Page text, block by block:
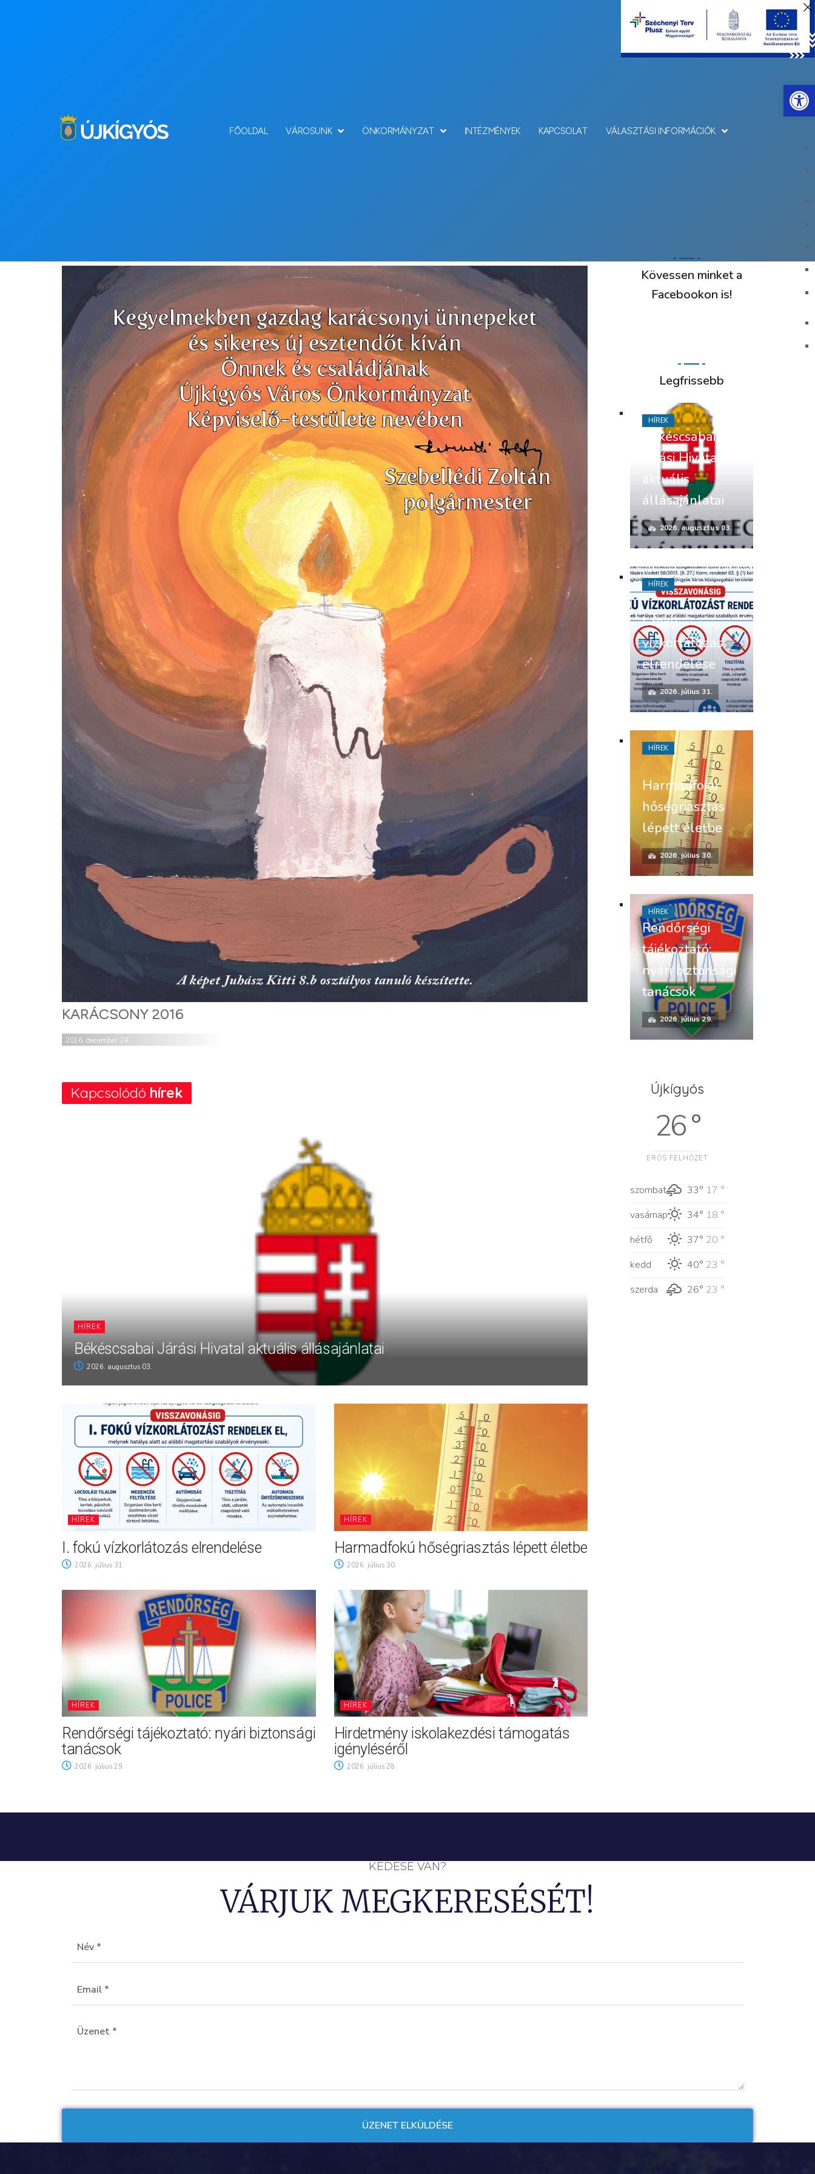
FŐOLDAL VÁROSUNK ÖNKORMÁNYZAT INTÉZMÉNYEK KAPCSOLAT VÁLASZTÁSI INFORMÁCIÓK
KARÁCSONY 2016
2016. december 24.
Kapcsolódó hírek
HÍREK
Békéscsabai Járási Hivatal aktuális állásajánlatai
2026. augusztus 03.
HÍREK
I. fokú vízkorlátozás elrendelése
2026. július 31.
HÍREK
Harmadfokú hőségriasztás lépett életbe
2026. július 30.
HÍREK
Rendőrségi tájékoztató: nyári biztonsági
tanácsok
2026. július 29.
HÍREK
Hirdetmény iskolakezdési támogatás
igényléséről
2026. július 28.
Kövessen minket a
Facebookon is!
Legfrissebb
Békéscsabai
Járási Hivatal
aktuális
állásajánlatai
2026. augusztus 03.
HÍREK
I. fokú
vízkorlátozás
elrendelése
2026. július 31.
HÍREK
Harmadfokú
hőségriasztás
lépett életbe
2026. július 30.
HÍREK
Rendőrségi
tájékoztató:
nyári biztonsági
tanácsok
2026. július 29.
HÍREK
Újkígyós
26 °
ERŐS FELHŐZET
szombat 33° 17 °
vasárnap
34° 18 °
hétfő
37° 20 °
kedd
40° 23 °
szerda
26° 23 °
KÉDÉSE VAN?
VÁRJUK MEGKERESÉSÉT!